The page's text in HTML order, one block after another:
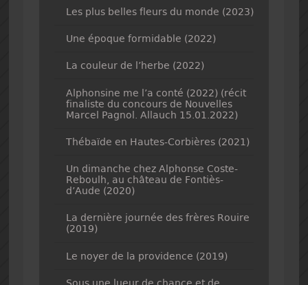
Les plus belles fleurs du monde (2023)
Une époque formidable (2022)
La couleur de l’herbe (2022)
Alphonsine me l’a conté (2022) (récit
finaliste du concours de Nouvelles
Marcel Pagnol. Allauch 15.01.2022)
Thébaïde en Hautes-Corbières (2021)
Un dimanche chez Alphonse Coste-
Reboulh, au château de Fontiès-
d’Aude (2020)
La dernière journée des frères Rouire
(2019)
Le noyer de la providence (2019)